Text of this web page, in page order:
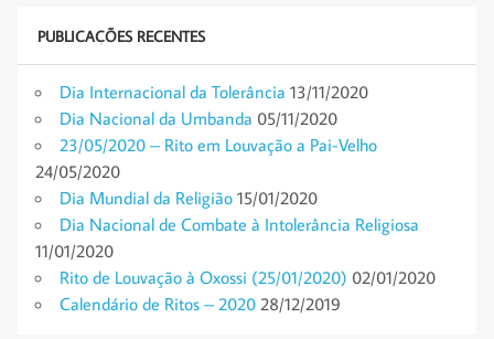
PUBLICAÇÕES RECENTES
Dia Internacional da Tolerância 13/11/2020
Dia Nacional da Umbanda 05/11/2020
23/05/2020 – Rito em Louvação a Pai-Velho
24/05/2020
Dia Mundial da Religião 15/01/2020
Dia Nacional de Combate à Intolerância Religiosa
11/01/2020
Rito de Louvação à Oxossi (25/01/2020) 02/01/2020
Calendário de Ritos – 2020 28/12/2019